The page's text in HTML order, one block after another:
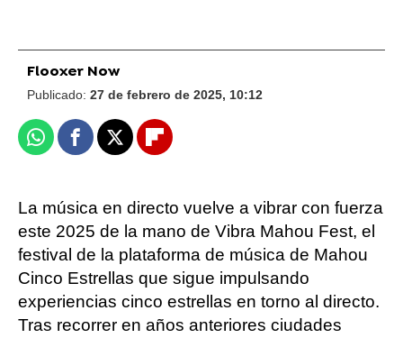
Flooxer Now
Publicado: 27 de febrero de 2025, 10:12
WhatsappFacebook
X Flipboard
La música en directo vuelve a vibrar con fuerza
este 2025 de la mano de Vibra Mahou Fest, el
festival de la plataforma de música de Mahou
Cinco Estrellas que sigue impulsando
experiencias cinco estrellas en torno al directo.
Tras recorrer en años anteriores ciudades